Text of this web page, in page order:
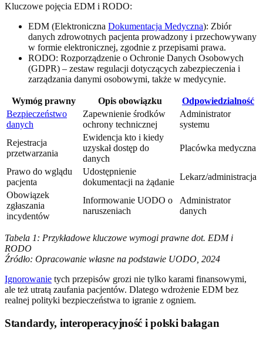
Kluczowe pojęcia EDM i RODO:
EDM (Elektroniczna Dokumentacja Medyczna): Zbiór
danych zdrowotnych pacjenta prowadzony i przechowywany
w formie elektronicznej, zgodnie z przepisami prawa.
RODO: Rozporządzenie o Ochronie Danych Osobowych
(GDPR) – zestaw regulacji dotyczących zabezpieczenia i
zarządzania danymi osobowymi, także w medycynie.
Wymóg prawny Opis obowiązku
Odpowiedzialność
Bezpieczeństwo
danych
Zapewnienie środków
ochrony technicznej
Administrator
systemu
Rejestracja
przetwarzania
Ewidencja kto i kiedy
uzyskał dostęp do
danych
Placówka medyczna
Prawo do wglądu
pacjenta
Udostępnienie
dokumentacji na żądanie
Lekarz/administracja
Obowiązek
zgłaszania
incydentów
Informowanie UODO o
naruszeniach
Administrator
danych
Tabela 1: Przykładowe kluczowe wymogi prawne dot. EDM i
RODO
Źródło: Opracowanie własne na podstawie UODO, 2024
Ignorowanie tych przepisów grozi nie tylko karami finansowymi,
ale też utratą zaufania pacjentów. Dlatego wdrożenie EDM bez
realnej polityki bezpieczeństwa to igranie z ogniem.
Standardy, interoperacyjność i polski bałagan